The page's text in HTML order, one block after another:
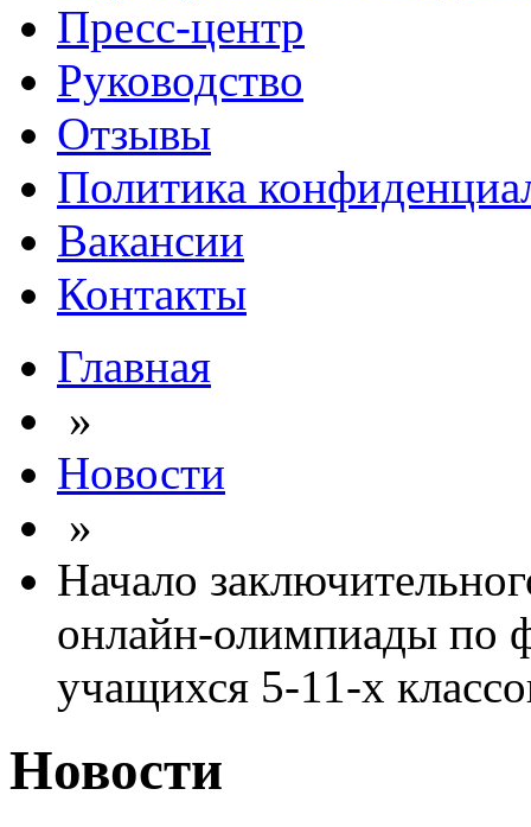
Пресс-центр
Руководство
Отзывы
Политика
Вакансии
Контакты
Главная
»
Новости
»
Начало
онлайн-олимпиады по
учащихся 5-11-х
Новости